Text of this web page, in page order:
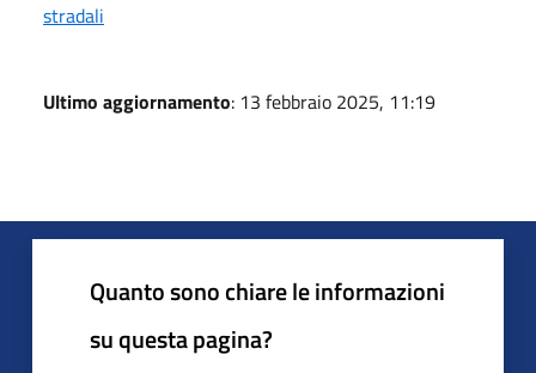
stradali
Ultimo aggiornamento: 13 febbraio 2025, 11:19
Quanto sono chiare le informazioni
su questa pagina?